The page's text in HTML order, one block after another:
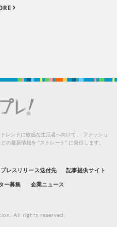
レンドに敏感な生活者へ向けて、
ファッショ
の最新情報を “ストレート” に発信します。
プレスリリース送付先 記事提供サイト
ー募集 企業ニュース
All rights reserved.